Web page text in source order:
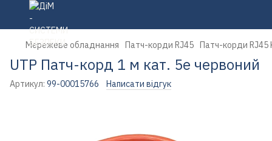
Мережеве обладнання Патч-корди RJ45 Патч-корди RJ45
UTP Патч-корд 1 м кат. 5e червоний
Артикул: 99-00015766 Написати відгук